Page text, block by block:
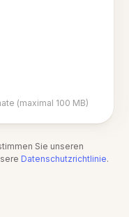
(maximal 100 MB)
Sie unseren
Datenschutzrichtlinie.